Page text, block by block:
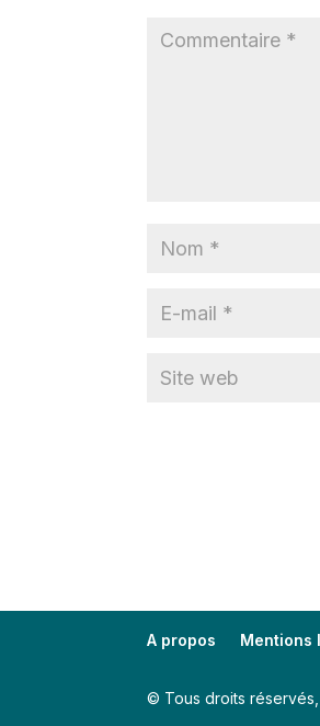
A propos Mentions
© Tous droits réservés,